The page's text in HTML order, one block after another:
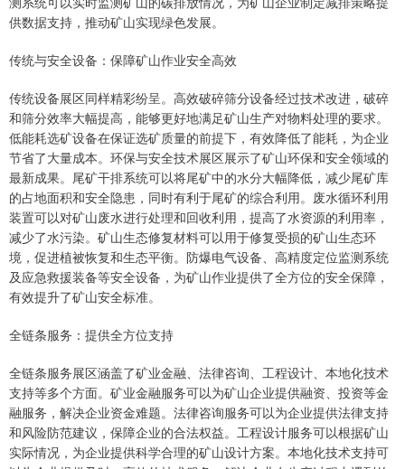
供数据支持，推动矿山实现绿色发展。
传统与安全设备：保障矿山作业安全高效
传统设备展区同样精彩纷呈。高效破碎筛分设备经过技术改进，破碎
和筛分效率大幅提高，能够更好地满足矿山生产对物料处理的要求。
低能耗选矿设备在保证选矿质量的前提下，有效降低了能耗，为企业
节省了大量成本。环保与安全技术展区展示了矿山环保和安全领域的
最新成果。尾矿干排系统可以将尾矿中的水分大幅降低，减少尾矿库
的占地面积和安全隐患，同时有利于尾矿的综合利用。废水循环利用
装置可以对矿山废水进行处理和回收利用，提高了水资源的利用率，
减少了水污染。矿山生态修复材料可以用于修复受损的矿山生态环
境，促进植被恢复和生态平衡。防爆电气设备、高精度定位监测系统
及应急救援装备等安全设备，为矿山作业提供了全方位的安全保障，
有效提升了矿山安全标准。
全链条服务：提供全方位支持
全链条服务展区涵盖了矿业金融、法律咨询、工程设计、本地化技术
支持等多个方面。矿业金融服务可以为矿山企业提供融资、投资等金
融服务，解决企业资金难题。法律咨询服务可以为企业提供法律支持
和风险防范建议，保障企业的合法权益。工程设计服务可以根据矿山
实际情况，为企业提供科学合理的矿山设计方案。本地化技术支持可